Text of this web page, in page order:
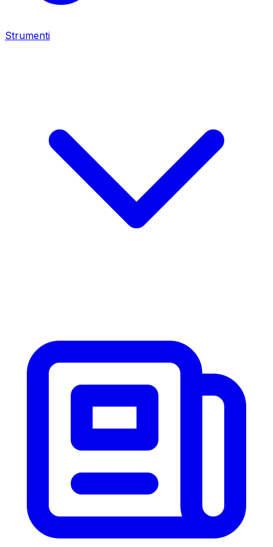
Strumenti